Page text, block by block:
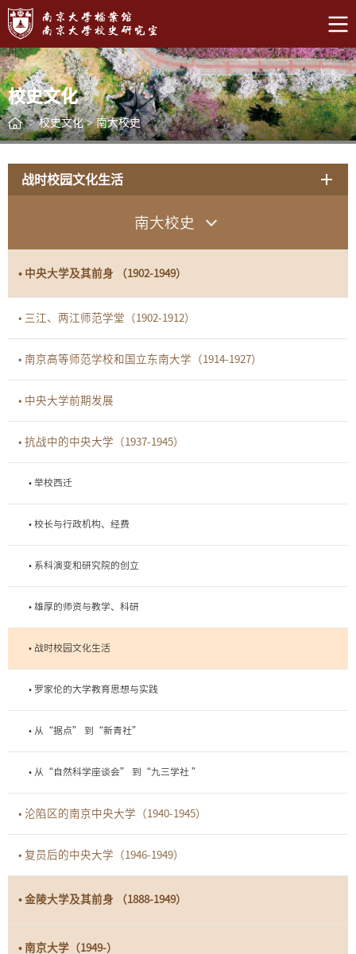
校史文化
> 校史文化 > 南大校史
战时校园文化生活
南大校史
• 中央大学及其前身 （1902-1949）
• 三江、两江师范学堂（1902-1912）
• 南京高等师范学校和国立东南大学（1914-1927）
• 中央大学前期发展
• 抗战中的中央大学（1937-1945）
• 举校西迁
• 校长与行政机构、经费
• 系科演变和研究院的创立
• 雄厚的师资与教学、科研
• 战时校园文化生活
• 罗家伦的大学教育思想与实践
• 从“据点” 到“新青社”
• 从“自然科学座谈会” 到“九三学社 ”
• 沦陷区的南京中央大学（1940-1945）
• 复员后的中央大学（1946-1949）
• 金陵大学及其前身 （1888-1949）
• 南京大学（1949-）